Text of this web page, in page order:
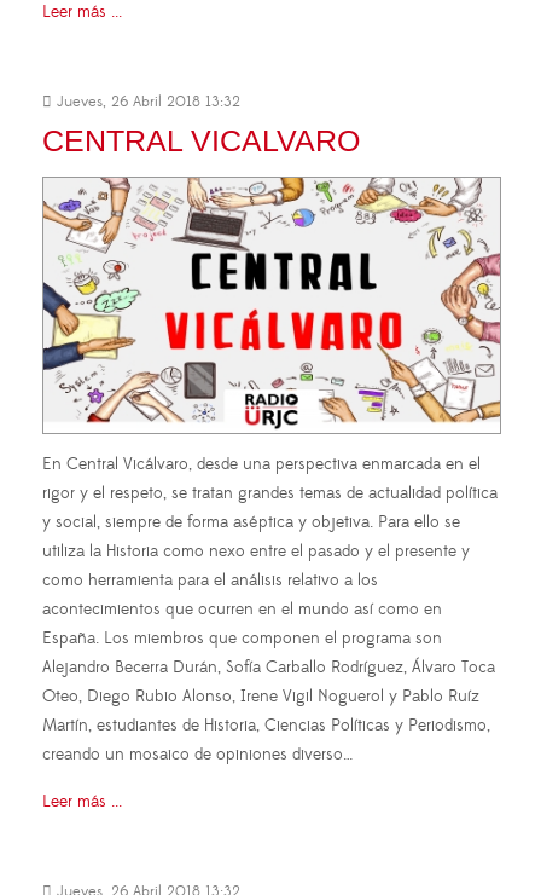
Leer más ...
Jueves, 26 Abril 2018 13:32
CENTRAL VICALVARO
En Central Vicálvaro, desde una perspectiva enmarcada en el
rigor y el respeto, se tratan grandes temas de actualidad política
y social, siempre de forma aséptica y objetiva. Para ello se
utiliza la Historia como nexo entre el pasado y el presente y
como herramienta para el análisis relativo a los
acontecimientos que ocurren en el mundo así como en
España. Los miembros que componen el programa son
Alejandro Becerra Durán, Sofía Carballo Rodríguez, Álvaro Toca
Oteo, Diego Rubio Alonso, Irene Vigil Noguerol y Pablo Ruíz
Martín, estudiantes de Historia, Ciencias Políticas y Periodismo,
creando un mosaico de opiniones diverso…
Leer más ...